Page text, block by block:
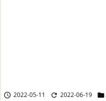
 2022-05-11  2022-06-19 